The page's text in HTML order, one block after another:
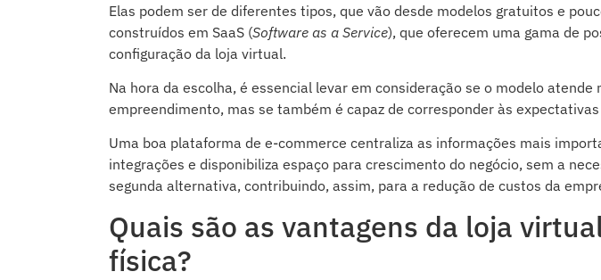
Elas podem ser de diferentes tipos, que vão desde modelos gratuitos e
construídos em SaaS (Software as a Service), que oferecem uma gama de
configuração da loja virtual.
Na hora da escolha, é essencial levar em consideração se o modelo atende
empreendimento, mas se também é capaz de corresponder às
Uma boa plataforma de e-commerce centraliza as informações mais
integrações e disponibiliza espaço para crescimento do negócio, sem a
segunda alternativa, contribuindo, assim, para a redução de custos da
Quais são as vantagens da loja
física?